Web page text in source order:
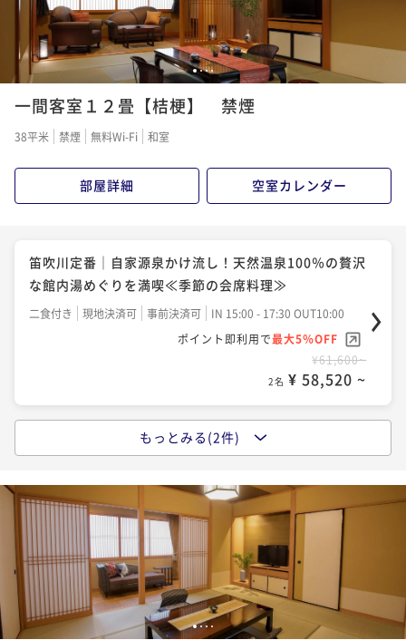
美酒美食プラン｜ワイン県・山梨のソムリエが厳選セ
レクト《山梨ワインと和食をペアリング》
¥70,400~
2名 ¥ 66,880 ~
1234
一間客室１２畳【桔梗】 禁煙
38平米 禁煙 無料Wi-Fi 和室
部屋詳細 空室カレンダー
笛吹川定番｜自家源泉かけ流し！天然温泉100％の贅沢
な館内湯めぐりを満喫≪季節の会席料理≫
二食付き 現地決済可 事前決済可
IN 15:00 - 17:30 OUT10:00
ポイント即利用で最大5％OFF
¥61,600~
2名 ¥ 58,520 ~
山梨の味覚プラン｜ご当地グルメを満喫！山梨県産ワ
二食付き 事前決済可
IN 15:00 - 17:30 OUT11:00
ポイント即利用で最大5％OFF
¥69,300~
2名 ¥ 65,835 ~
美酒美食プラン｜ワイン県・山梨のソムリエが厳選セ
もっとみる(2件)
1234